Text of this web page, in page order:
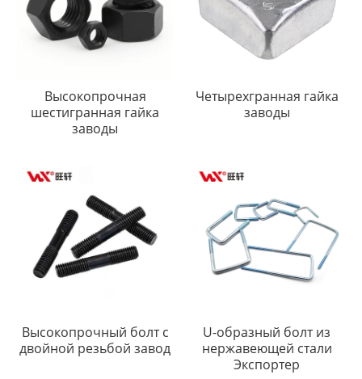
Высокопрочная
шестигранная гайка
заводы
Четырехгранная гайка
заводы
Высокопрочный болт с
двойной резьбой завод
U-образный болт из
нержавеющей стали
Экспортер